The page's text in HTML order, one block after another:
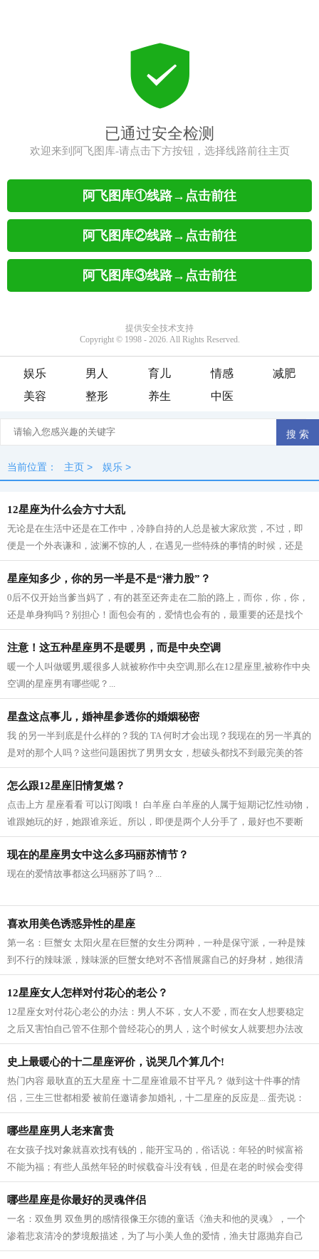
娱乐 男人 育儿 情感
减肥
美容
整形 养生 中医
当前位置： 主页 > 娱乐 >
12星座为什么会方寸大乱
无论是在生活中还是在工作中，冷静自持的人总是被大家欣赏，不过，即
便是一个外表谦和，波澜不惊的人，在遇见一些特殊的事情的时候，还是
会方寸大乱，失去自己的理智。那么什...
星座知多少，你的另一半是不是“潜力股”？
0后不仅开始当爹当妈了，有的甚至还奔走在二胎的路上，而你，你，你，
还是单身狗吗？别担心！面包会有的，爱情也会有的，最重要的还是找个
潜力股哦。...
注意！这五种星座男不是暖男，而是中央空调
暖一个人叫做暖男,暖很多人就被称作中央空调,那么在12星座里,被称作中央
空调的星座男有哪些呢？...
星盘这点事儿，婚神星参透你的婚姻秘密
我 的另一半到底是什么样的？我的 TA 何时才会出现？我现在的另一半真的
是对的那个人吗？这些问题困扰了男男女女，想破头都找不到最完美的答
案。...
怎么跟12星座旧情复燃？
点击上方 星座看看 可以订阅哦！ 白羊座 白羊座的人属于短期记忆性动物，
谁跟她玩的好，她跟谁亲近。所以，即便是两个人分手了，最好也不要断
了联系，偶尔约一约呀，吃吃饭，打...
现在的星座男女中这么多玛丽苏情节？
现在的爱情故事都这么玛丽苏了吗？...
喜欢用美色诱惑异性的星座
第一名：巨蟹女 太阳火星在巨蟹的女生分两种，一种是保守派，一种是辣
到不行的辣味派，辣味派的巨蟹女绝对不吝惜展露自己的好身材，她很清
楚让男人看到却吃不到的杀伤力有多强...
12星座女人怎样对付花心的老公？
12星座女对付花心老公的办法：男人不坏，女人不爱，而在女人想要稳定
之后又害怕自己管不住那个曾经花心的男人，这个时候女人就要想办法改
造你面前的这个浪子，而要如何改造浪...
史上最暖心的十二星座评价，说哭几个算几个!
热门内容 最耿直的五大星座 十二星座谁最不甘平凡？ 做到这十件事的情
侣，三生三世都相爱 被前任邀请参加婚礼，十二星座的反应是... 蛋壳说：
如果有下辈子，我一定还做处女座 蛋...
哪些星座男人老来富贵
在女孩子找对象就喜欢找有钱的，能开宝马的，俗话说：年轻的时候富裕
不能为福；有些人虽然年轻的时候载奋斗没有钱，但是在老的时候会变得
富裕，下面就和大家分享哪些星座是越...
哪些星座是你最好的灵魂伴侣
一名：双鱼男 双鱼男的感情很像王尔德的童话《渔夫和他的灵魂》，一个
渗着悲哀清冷的梦境般描述，为了与小美人鱼的爱情，渔夫甘愿抛弃自己
的灵魂，结局却是他抱着小美人鱼的尸...